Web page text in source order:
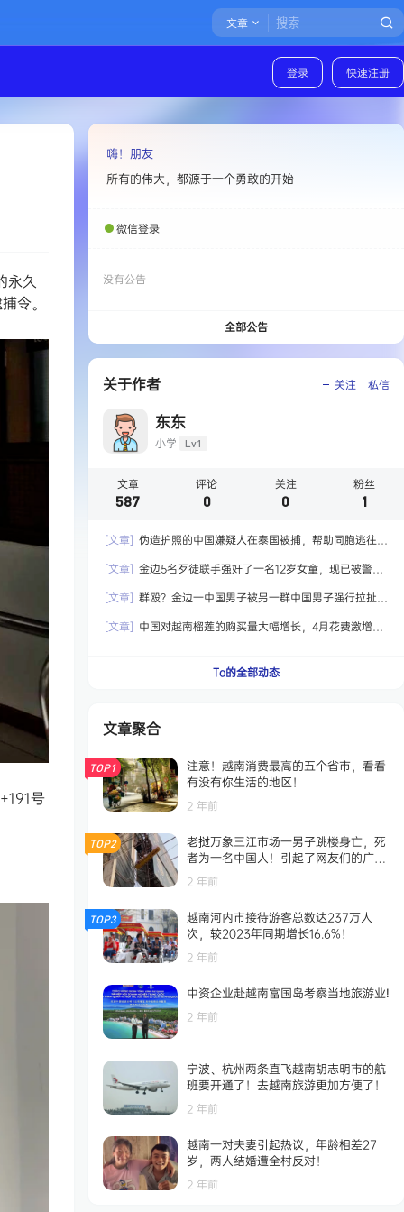
文章
登录 快速注册
永久
令。
号
嗨！朋友
所有的伟大，都源于一个勇敢的开始
微信登录
没有公告
全部公告
关于作者 关注 私信
东东
小学 Lv1
文章
587
评论
0
关注
0
粉丝
1
[文章] 伪造护照的中国嫌疑人在泰国被捕，帮助同胞逃往国
[文章] 金边5名歹徒联手强奸了一名12岁女童，现已被警方
[文章] 群殴？金边一中国男子被另一群中国男子强行拉扯，
[文章] 中国对越南榴莲的购买量大幅增长，4月花费激增6.5
Ta的全部动态
文章聚合
TOP1
注意！越南消费最高的五个省市，看看
有没有你生活的地区！
2 年前
TOP2
老挝万象三江市场一男子跳楼身亡，死
者为一名中国人！引起了网友们的广泛
关注！
2 年前
TOP3
越南河内市接待游客总数达237万人
次，较2023年同期增长16.6%！
2 年前
中资企业赴越南富国岛考察当地旅游业!
2 年前
宁波、杭州两条直飞越南胡志明市的航
班要开通了！去越南旅游更加方便了！
2 年前
越南一对夫妻引起热议，年龄相差27
岁，两人结婚遭全村反对！
2 年前